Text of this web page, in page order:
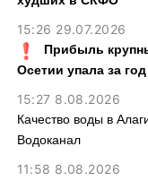
15:26 29.07.2026
Прибыль
Осетии упала за год
15:27 8.08.2026
Качество воды в
Водоканал
11:58 8.08.2026